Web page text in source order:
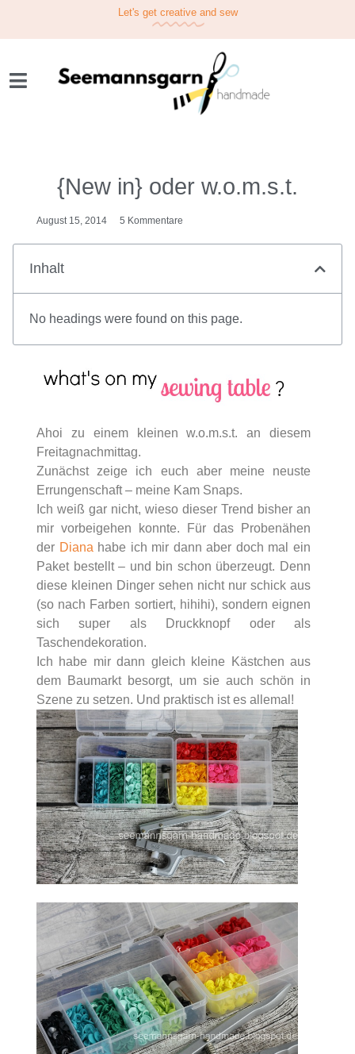
Let's get creative and sew
{New in} oder w.o.m.s.t.
August 15, 2014 5 Kommentare
Inhalt
No headings were found on this page.
Ahoi zu einem kleinen w.o.m.s.t. an diesem
Freitagnachmittag.
Zunächst zeige ich euch aber meine neuste
Errungenschaft – meine Kam Snaps.
Ich weiß gar nicht, wieso dieser Trend bisher an
mir vorbeigehen konnte. Für das Probenähen
der Diana habe ich mir dann aber doch mal ein
Paket bestellt – und bin schon überzeugt. Denn
diese kleinen Dinger sehen nicht nur schick aus
(so nach Farben sortiert, hihihi), sondern eignen
sich super als Druckknopf oder als
Taschendekoration.
Ich habe mir dann gleich kleine Kästchen aus
dem Baumarkt besorgt, um sie auch schön in
Szene zu setzen. Und praktisch ist es allemal!